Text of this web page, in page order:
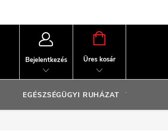
Bejelentkezés
KOSÁR
Üres kosár
EGÉSZSÉGÜGYI RUHÁZAT